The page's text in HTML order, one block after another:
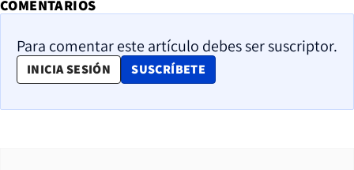
COMENTARIOS
Para comentar este artículo debes ser suscriptor.
INICIA SESIÓN SUSCRÍBETE
OPENS IN NEW WINDOW